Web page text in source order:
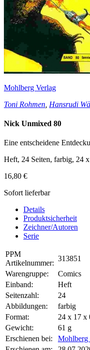
Mohlberg Verlag
Toni Rohmen Hansrudi
Nick Unmixed 80
Eine entscheidene
Heft, 24 Seiten, farbig, 24
16,80 €
Sofort lieferbar
Details
Produktsicherheit
Zeichner/Autoren
Serie
PPM
Artikelnummer:
313851
Warengruppe:
Comics
Einband:
Heft
Seitenzahl:
24
Abbildungen:
farbig
Format:
24 x 17 x
Gewicht:
61 g
Erschienen bei:
Mohlberg